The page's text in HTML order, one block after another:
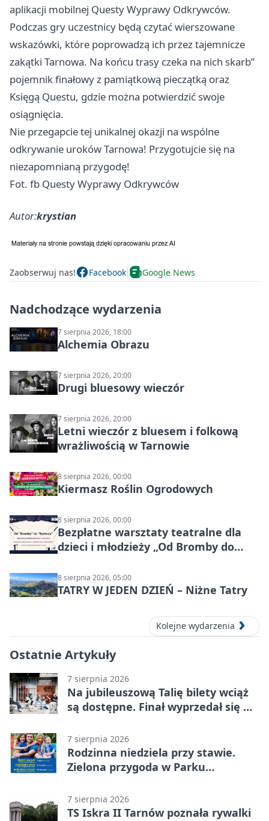
aplikacji mobilnej Questy Wyprawy Odkrywców.
Podczas gry uczestnicy będą czytać wierszowane
wskazówki, które poprowadzą ich przez tajemnicze
zakątki Tarnowa. Na końcu trasy czeka na nich skarb”
pojemnik finałowy z pamiątkową pieczątką oraz
Księgą Questu, gdzie można potwierdzić swoje
osiągnięcia.
Nie przegapcie tej unikalnej okazji na wspólne
odkrywanie uroków Tarnowa! Przygotujcie się na
niezapomnianą przygodę!
Fot. fb Questy Wyprawy Odkrywców
Autor:krystian
Zaobserwuj nas! Facebook Google News
Nadchodzące wydarzenia
7 sierpnia 2026, 18:00
Alchemia Obrazu
7 sierpnia 2026, 20:00
Drugi bluesowy wieczór
7 sierpnia 2026, 20:00
Letni wieczór z bluesem i folkową
wrażliwością w Tarnowie
8 sierpnia 2026, 00:00
Kiermasz Roślin Ogrodowych
8 sierpnia 2026, 00:00
Bezpłatne warsztaty teatralne dla
dzieci i młodzieży „Od Bromby do
8 sierpnia 2026, 05:00
TATRY W JEDEN DZIEŃ – Niżne Tatry
Kolejne wydarzenia
Ostatnie Artykuły
7 sierpnia 2026
Na jubileuszową Talię bilety wciąż
są dostępne. Finał wyprzedał się w
7 sierpnia 2026
Rodzinna niedziela przy stawie.
Zielona przygoda w Parku
7 sierpnia 2026
TS Iskra II Tarnów poznała rywalki